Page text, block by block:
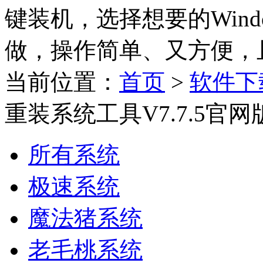
键装机，选择想要的
做，操作简单、又方便
当前位置： 首页 > 软件
重装系统工具V7.7.5官网
所有系统
极速系统
魔法猪系统
老毛桃系统